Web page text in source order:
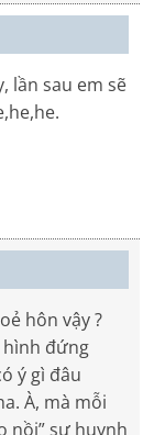
lần sau em sẽ
hôn vậy ?
hình đứng
ý gì đâu
À, mà mỗi
nồi” sư huynh